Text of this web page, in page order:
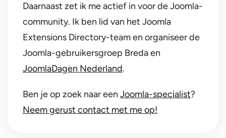
Daarnaast zet ik me actief in voor de Joomla-
community. Ik ben lid van het Joomla
Extensions Directory-team en organiseer de
Joomla-gebruikersgroep Breda en
JoomlaDagen Nederland.
Ben je op zoek naar een Joomla-specialist?
Neem gerust contact met me op!